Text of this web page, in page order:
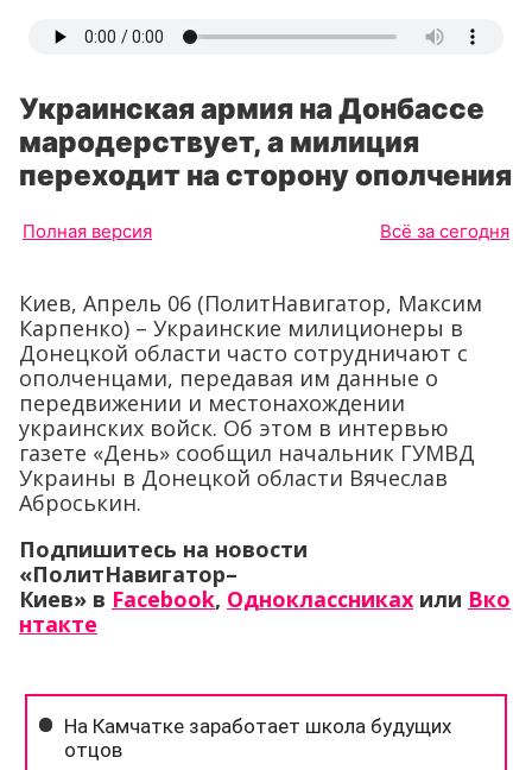
Украинская армия на Донбассе
мародерствует, а милиция
переходит на сторону ополчения
Полная версия Всё за сегодня
Киев, Апрель 06 (ПолитНавигатор, Максим
Карпенко) – Украинские милиционеры в
Донецкой области часто сотрудничают с
ополченцами, передавая им данные о
передвижении и местонахождении
украинских войск. Об этом в интервью
газете «День» сообщил начальник ГУМВД
Украины в Донецкой области Вячеслав
Аброськин.
Подпишитесь на новости
«ПолитНавигатор–
Киев» в Facebook, Одноклассниках или Вко
нтакте